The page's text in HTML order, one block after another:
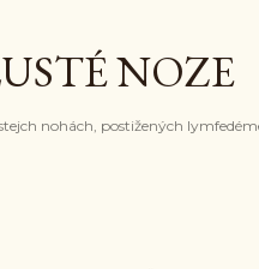
NOZE
nohách, postižených